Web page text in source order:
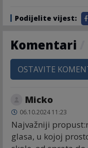
Podijelite vijest:
Komentari
OSTAVITE
Micko
06.10.2024 11:23
Najvažniji
glasa, u kojoj